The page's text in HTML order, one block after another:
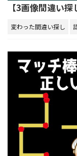
【3画像間違い
変わった間違い探し